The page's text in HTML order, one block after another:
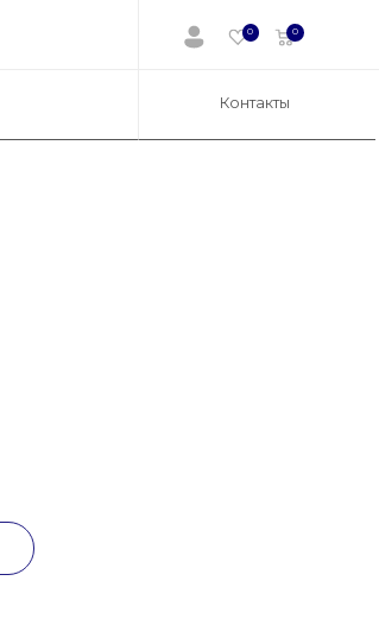
0 0
Контакты